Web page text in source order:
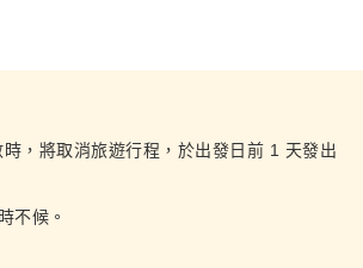
，將取消旅遊行程，於出發日前 1 天發出
不候。